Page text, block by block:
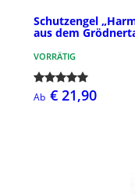
Schutzengel
aus dem
VORRÄTIG
Ab € 21,90